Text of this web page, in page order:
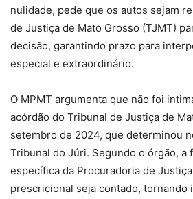
nulidade, pede que os autos sejam
de Justiça de Mato Grosso (TJMT)
decisão, garantindo prazo para
especial e extraordinário.
O MPMT argumenta que não foi
acórdão do Tribunal de Justiça de
setembro de 2024, que determinou
Tribunal do Júri. Segundo o órgão, a
específica da Procuradoria de
prescricional seja contado, tornando